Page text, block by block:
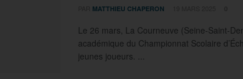
MATTHIEU CHAPERON
Le 26 mars, La Courneuve (Seine-Saint-
académique du Championnat Scolaire
jeunes joueurs. ...